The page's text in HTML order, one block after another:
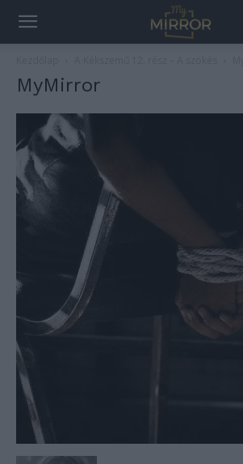
MyMirror